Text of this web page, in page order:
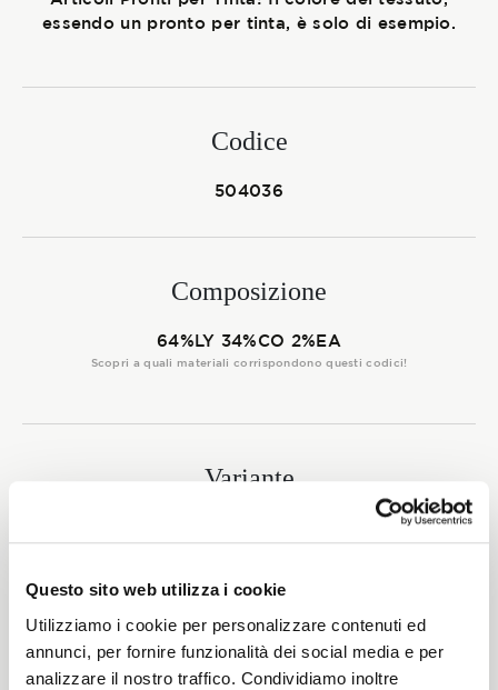
Questo sito web utilizza i cookie
Utilizziamo i cookie per personalizzare contenuti ed
annunci, per fornire funzionalità dei social media e per
analizzare il nostro traffico. Condividiamo inoltre
essendo un pronto per tinta, è solo di esempio.
Codice
504036
Composizione
64%LY 34%CO 2%EA
Scopri a quali materiali corrispondono questi codici!
Variante
Peso
500 G/MLIN
Membership